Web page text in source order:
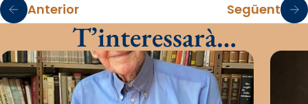
Anterior Següent
T’interessarà…